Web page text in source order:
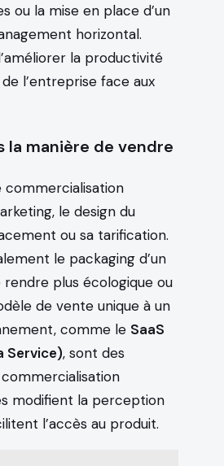
ou la mise en place d’un
horizontal.
la productivité
l’entreprise face aux
la manière de vendre
commercialisation
le design du
ou sa tarification.
le packaging d’un
plus écologique ou
de vente unique à un
comme le SaaS
Service), sont des
modifient la perception
l’accès au produit.